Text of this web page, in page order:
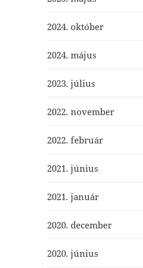
2024. október
2024. május
2023. július
2022. november
2022. február
2021. június
2021. január
2020. december
2020. június